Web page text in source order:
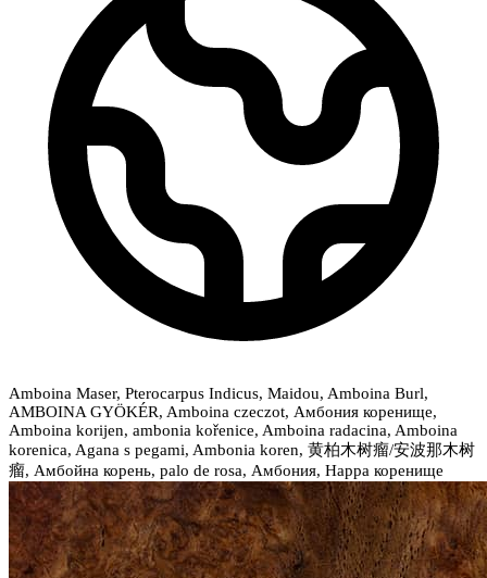
Amboina Maser, Pterocarpus Indicus, Maidou, Amboina Burl,
AMBOINA GYÖKÉR, Amboina czeczot, Амбония коренище,
Amboina korijen, ambonia kořenice, Amboina radacina, Amboina
korenica, Agana s pegami, Ambonia koren, 黄柏木树瘤/安波那木树
瘤, Амбойна корень, palo de rosa, Амбония, Нарра коренище